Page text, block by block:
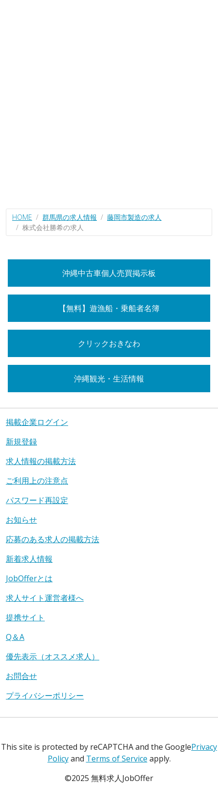
HOME 群馬県の求人情報
藤岡市製造の求人
株式会社勝希の求人
沖縄中古車個人売買掲示板
【無料】遊漁船・乗船者名簿
クリックおきなわ
沖縄観光・生活情報
掲載企業ログイン
新規登録
求人情報の掲載方法
ご利用上の注意点
パスワード再設定
お知らせ
応募のある求人の掲載方法
新着求人情報
JobOfferとは
求人サイト運営者様へ
提携サイト
Q＆A
優先表示（オススメ求人）
お問合せ
プライバシーポリシー
This site is protected by reCAPTCHA and the GooglePrivacy
Policyand Terms of Service apply.
©2025 無料求人JobOffer